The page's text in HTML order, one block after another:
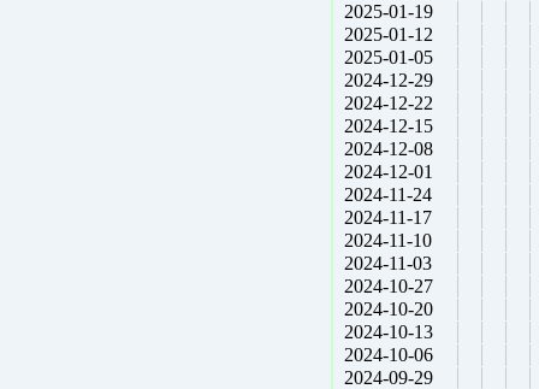
2025-01-19
2025-01-12
2025-01-05
2024-12-29
2024-12-22
2024-12-15
2024-12-08
2024-12-01
2024-11-24
2024-11-17
2024-11-10
2024-11-03
2024-10-27
2024-10-20
2024-10-13
2024-10-06
2024-09-29